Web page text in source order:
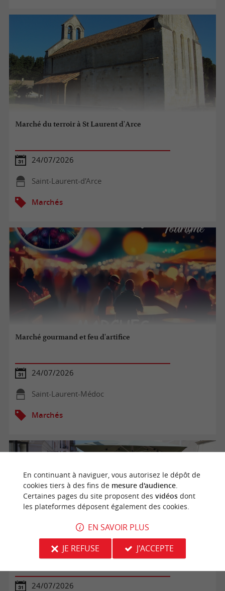
Marché du terroir à St Laurent d'Arce
24/07/2026
Saint-Laurent-d'Arce
Marchés
Marché gourmand et feu d'artifice
24/07/2026
Saint-Laurent-Médoc
Marchés
Pause gourmande
24/07/2026
En continuant à naviguer, vous autorisez le dépôt de
cookies tiers à des fins de mesure d'audience.
Certaines pages du site proposent des vidéosdont
les plateformes déposent également des cookies.
EN SAVOIR PLUS
JE REFUSE
J'ACCEPTE